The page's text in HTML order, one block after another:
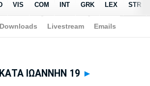
Biblia>WHNA> ΚΑΤΑ ΙΩΑΝΝΗΝ 19
ΚΑΤΑ ΙΩΑΝΝΗΝ 19 ►